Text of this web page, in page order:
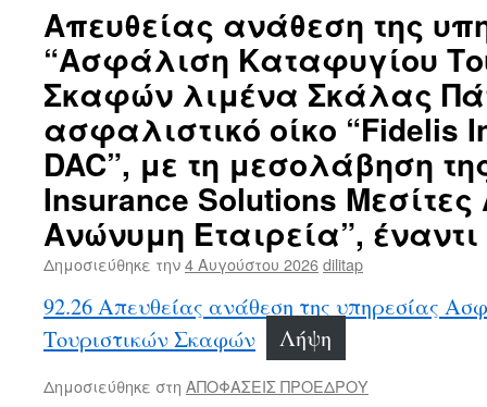
Απευθείας ανάθεση της
“Ασφάλιση Καταφυγίου
Σκαφών λιμένα Σκάλας
ασφαλιστικό οίκο “Fidelis
DAC”, με τη μεσολάβηση
Insurance Solutions
Ανώνυμη Εταιρεία”,
Δημοσιεύθηκε την4 Αυγούστου 2026dilitap
92.26 Απευθείας ανάθεση της υπηρεσίας
Τουριστικών Σκαφών
Λήψη
Δημοσιεύθηκε στη ΑΠΟΦΑΣΕΙΣ ΠΡΟΕΔΡΟΥ